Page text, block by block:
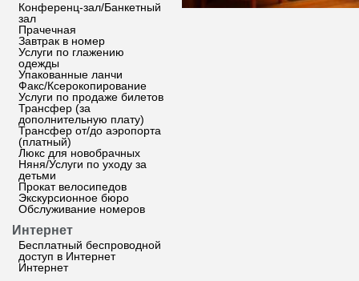
Конференц-зал/Банкетный
зал
Прачечная
Завтрак в номер
Услуги по глажению
одежды
Упакованные ланчи
Факс/Ксерокопирование
Услуги по продаже билетов
Трансфер (за
дополнительную плату)
Трансфер от/до аэропорта
(платный)
Люкс для новобрачных
Няня/Услуги по уходу за
детьми
Прокат велосипедов
Экскурсионное бюро
Обслуживание номеров
Интернет
Бесплатный беспроводной
доступ в Интернет
Интернет